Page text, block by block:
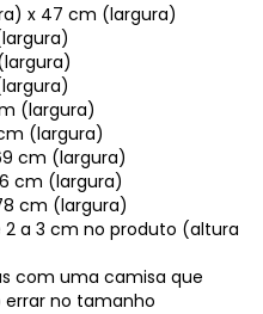
x 47 cm (largura)
(largura)
(largura)
cm (largura)
cm (largura)
cm (largura)
a 3 cm no produto (altura
com uma camisa que
no tamanho